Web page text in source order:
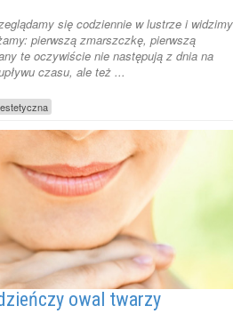
się codziennie w lustrze i widzimy
pierwszą zmarszczkę, pierwszą
te oczywiście nie następują z dnia na
czasu, ale też ...
owal twarzy